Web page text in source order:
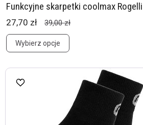
Funkcyjne skarpetki coolmax Rogelli
27,70 zł 39,00 zł
Wybierz opcje